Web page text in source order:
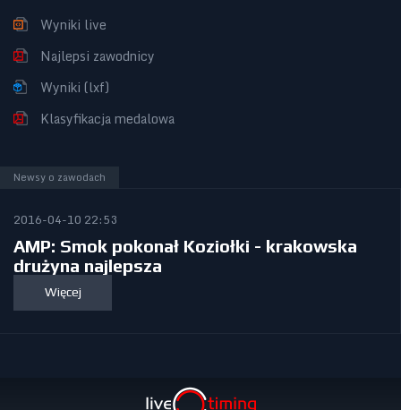
Wyniki live
Najlepsi zawodnicy
Wyniki (lxf)
Klasyfikacja medalowa
Newsy o zawodach
2016-04-10 22:53
AMP: Smok pokonał Koziołki - krakowska
drużyna najlepsza
Więcej